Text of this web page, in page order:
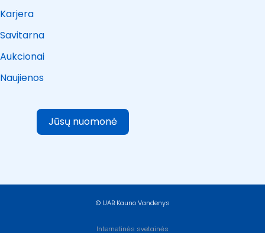
Karjera
Savitarna
Aukcionai
Naujienos
Jūsų nuomonė
© UAB Kauno Vandenys
Internetinės svetainės